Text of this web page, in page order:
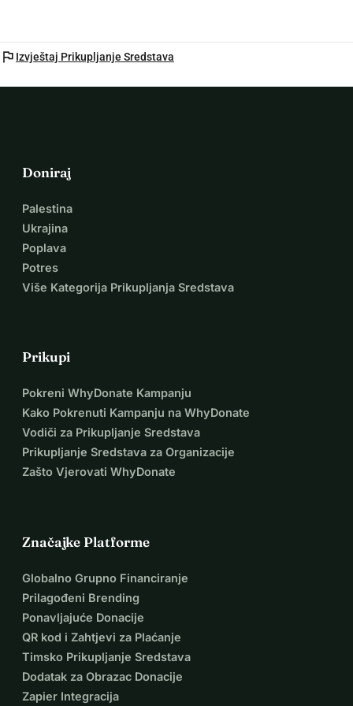
flag Izvještaj Prikupljanje Sredstava
Doniraj
Palestina
Ukrajina
Poplava
Potres
Više Kategorija Prikupljanja Sredstava
Prikupi
Pokreni WhyDonate Kampanju
Kako Pokrenuti Kampanju na WhyDonate
Vodiči za Prikupljanje Sredstava
Prikupljanje Sredstava za Organizacije
Zašto Vjerovati WhyDonate
Značajke Platforme
Globalno Grupno Financiranje
Prilagođeni Brending
Ponavljajuće Donacije
QR kod i Zahtjevi za Plaćanje
Timsko Prikupljanje Sredstava
Dodatak za Obrazac Donacije
Zapier Integracija